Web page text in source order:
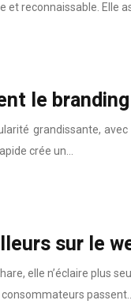
reconnaissable. Elle
le
grandissante,
crée un…
sur le
elle n’éclaire plus
passent…